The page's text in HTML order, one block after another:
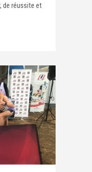
de réussite et